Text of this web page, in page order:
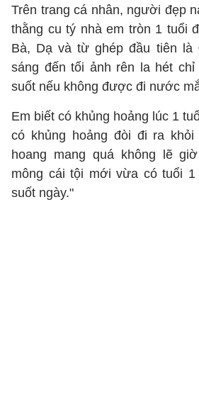
Trên trang cá nhân, người đẹp
thằng cu tý nhà em tròn 1 tuổi
Bà, Dạ và từ ghép đầu tiên
sáng đến tối ảnh rên la hét
suốt nếu không được đi nước
Em biết có khủng hoảng lúc 1
có khủng hoảng đòi đi ra
hoang mang quá không lẽ
mông cái tội mới vừa có tuổi
suốt ngày."